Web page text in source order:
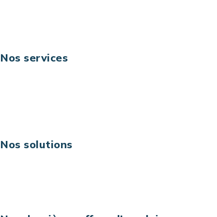
Nos services
Nos solutions